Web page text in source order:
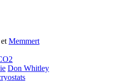
Memmert
Don Whitley